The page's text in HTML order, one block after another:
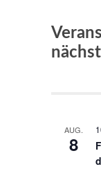
AUG.
8